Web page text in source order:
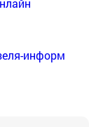
информ